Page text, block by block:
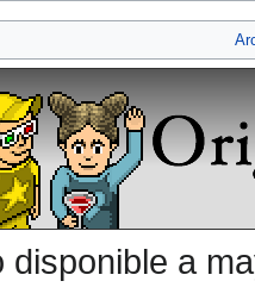
disponible a